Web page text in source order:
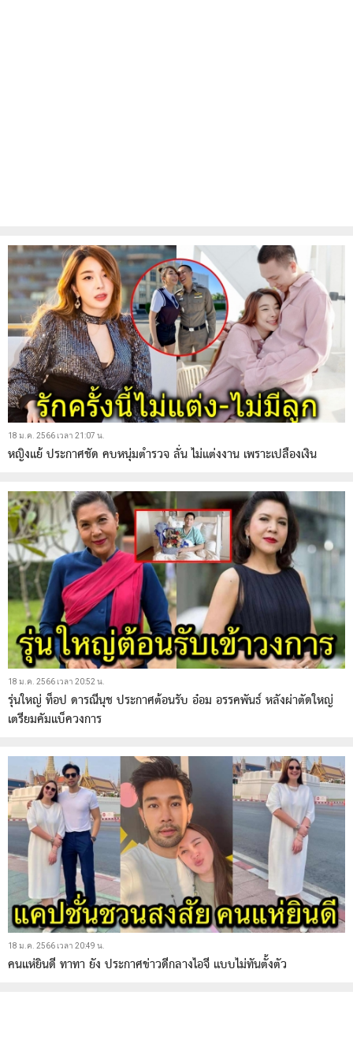
18 ม.ค. 2566 เวลา 21:07 น.
หญิงแย้ ประกาศชัด คบหนุ่มตำรวจ ลั่น ไม่แต่งงาน เพราะเปลืองเงิน
18 ม.ค. 2566 เวลา 20:52 น.
รุ่นใหญ่ ท็อป ดารณีนุช ประกาศต้อนรับ อ๋อม อรรคพันธ์ หลังผ่าตัดใหญ่
เตรียมคัมแบ็ควงการ
18 ม.ค. 2566 เวลา 20:49 น.
คนแห่ยินดี ทาทา ยัง ประกาศข่าวดีกลางไอจี เเบบไม่ทันตั้งตัว